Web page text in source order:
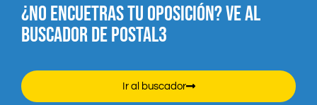
¿NO ENCUETRAS TU OPOSICIÓN? VE AL
BUSCADOR DE POSTAL3
Ir al buscador